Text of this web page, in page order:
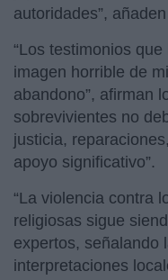
autoridades”,
“Los testimonios
imagen horrible de
abandono”, afirman
sobrevivientes no
justicia,
apoyo significativo”.
“La violencia contra
religiosas sigue
expertos, señalando
interpretaciones